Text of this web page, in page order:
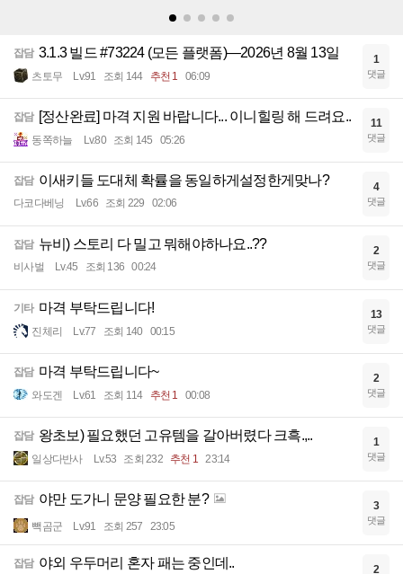
잡담 3.1.3 빌드 #73224 (모든 플랫폼)—2026년 8월 13일
츠토무 Lv.91 조회 144 추천 1 06:09
1
댓글
잡담 [정산완료] 마격 지원 바랍니다... 이니힐링 해 드려요..
동쪽하늘 Lv.80 조회 145 05:26
11
댓글
잡담 이새키들 도대체 확률을 동일하게설정한게맞나?
다코다베닝 Lv.66 조회 229 02:06
4
댓글
잡담 뉴비) 스토리 다 밀고 뭐해야하나요..??
비사벌 Lv.45 조회 136 00:24
2
댓글
기타 마격 부탁드립니다!
진체리 Lv.77 조회 140 00:15
13
댓글
잡담 마격 부탁드립니다~
와도겐 Lv.61 조회 114 추천 1 00:08
2
댓글
잡담 왕초보) 필요했던 고유템을 갈아버렸다 크흑.,..
일상다반사 Lv.53 조회 232 추천 1 23:14
1
댓글
잡담 야만 도가니 문양 필요한 분?
빽곰군 Lv.91 조회 257 23:05
3
댓글
잡담 야외 우두머리 혼자 패는 중인데.. 2